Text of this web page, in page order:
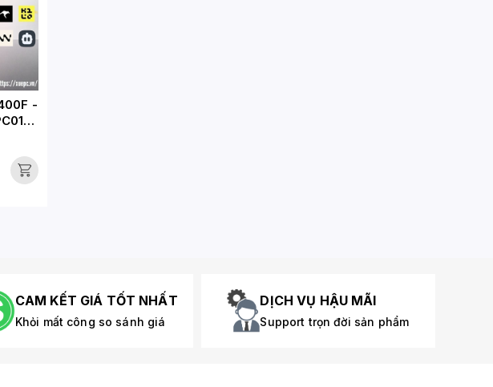
-
CAM KẾT GIÁ TỐT NHẤT
Khỏi mất công so sánh giá
DỊCH VỤ HẬU MÃI
Support trọn đời sản phẩm